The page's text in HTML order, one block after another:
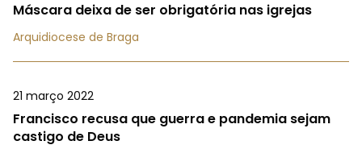
Máscara deixa de ser obrigatória nas igrejas
Arquidiocese de Braga
21 março 2022
Francisco recusa que guerra e pandemia sejam
castigo de Deus